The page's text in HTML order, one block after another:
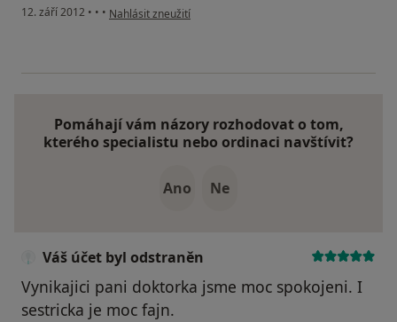
12. září 2012 • • • podle názoru uživatele Váš účet byl odstraněn
Nahlásit zneužití
Pomáhají vám názory rozhodovat o tom,
kterého specialistu nebo ordinaci navštívit?
Ano Ne
Váš účet byl odstraněn
Vynikajici pani doktorka jsme moc spokojeni. I
sestricka je moc fajn.